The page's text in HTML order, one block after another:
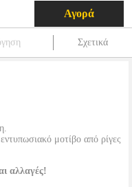
Αγορά
Σχετικά
μοτίβο από ρίγες
αλλαγές!